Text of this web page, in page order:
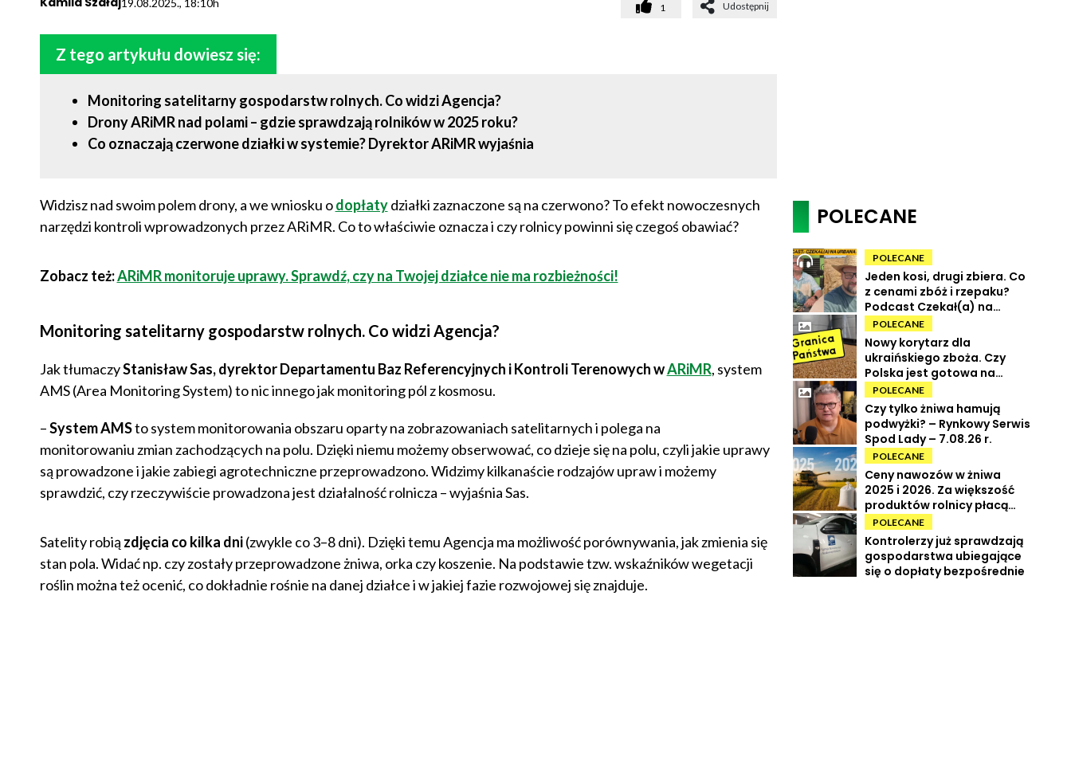
19.08.2025., 18:10h 1 Udostępnij
Z tego artykułu dowiesz się:
Monitoring satelitarny gospodarstw rolnych. Co widzi Agencja?
Drony ARiMR nad polami – gdzie sprawdzają rolników w 2025 roku?
Co oznaczają czerwone działki w systemie? Dyrektor ARiMR wyjaśnia
Widzisz nad swoim polem drony, a we wniosku odopłatydziałki zaznaczone są na czerwono? To efekt nowoczesnych
narzędzi kontroli wprowadzonych przez ARiMR. Co to właściwie oznacza i czy rolnicy powinni się czegoś obawiać?
Zobacz też:ARiMR monitoruje uprawy. Sprawdź, czy na Twojej działce nie ma rozbieżności!
Monitoring satelitarny gospodarstw rolnych. Co widzi Agencja?
Jak tłumaczyStanisław Sas, dyrektor Departamentu Baz Referencyjnych i Kontroli Terenowych wARiMR, system
AMS (Area Monitoring System) to nic innego jak monitoring pól z kosmosu.
–System AMSto system monitorowania obszaru oparty na zobrazowaniach satelitarnych i polega na
monitorowaniu zmian zachodzących na polu. Dzięki niemu możemy obserwować, co dzieje się na polu, czyli jakie uprawy
są prowadzone i jakie zabiegi agrotechniczne przeprowadzono. Widzimy kilkanaście rodzajów upraw i możemy
sprawdzić, czy rzeczywiście prowadzona jest działalność rolnicza – wyjaśnia Sas.
Satelity robią zdjęcia co kilka dni(zwykle co 3–8 dni). Dzięki temu Agencja ma możliwość porównywania, jak zmienia się
stan pola. Widać np. czy zostały przeprowadzone żniwa, orka czy koszenie. Na podstawie tzw. wskaźników wegetacji
roślin można też ocenić, co dokładnie rośnie na danej działce i w jakiej fazie rozwojowej się znajduje.
POLECANE
POLECANE
Jeden kosi, drugi zbiera. Co
z cenami zbóż i rzepaku?
Podcast Czekał(a) na
Urbana odc. 73
POLECANE
Nowy korytarz dla
ukraińskiego zboża. Czy
Polska jest gotowa na
powrót tranzytu?
POLECANE
Czy tylko żniwa hamują
podwyżki? – Rynkowy Serwis
Spod Lady – 7.08.26 r.
POLECANE
Ceny nawozów w żniwa
2025 i 2026. Za większość
produktów rolnicy płacą
więcej
POLECANE
Kontrolerzy już sprawdzają
gospodarstwa ubiegające
się o dopłaty bezpośrednie